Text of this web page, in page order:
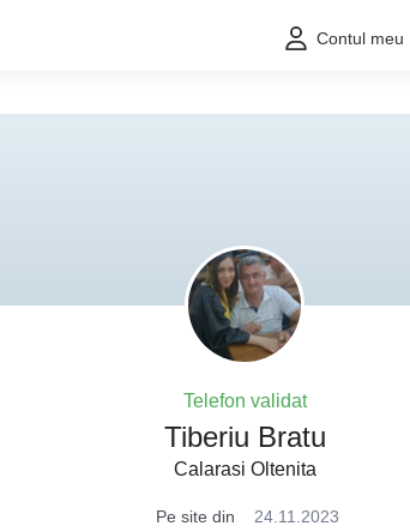
Contul meu
Telefon validat
Tiberiu Bratu
Calarasi Oltenita
Pe site din
24.11.2023